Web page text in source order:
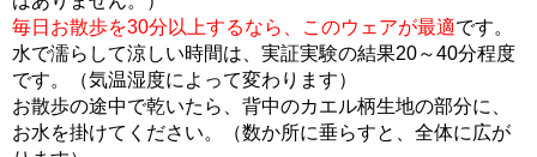
毎日お散歩を30分以上するなら、このウェアが最適です。
水で濡らして涼しい時間は、実証実験の結果20～40分程度
です。（気温湿度によって変わります）
お散歩の途中で乾いたら、背中のカエル柄生地の部分に、
お水を掛けてください。（数か所に垂らすと、全体に広が